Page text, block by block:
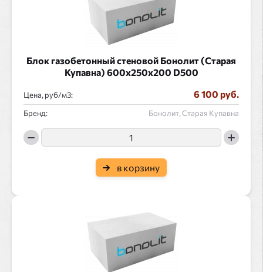
Блок газобетонный стеновой Бонолит (Старая
Купавна) 600x250x200 D500
Цена, руб/ : 6 100 руб.
Бренд: Бонолит, Старая Купавна
в корзину